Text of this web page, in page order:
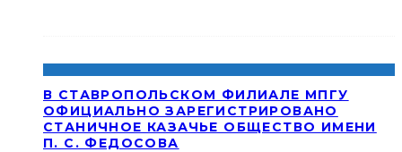
В СТАВРОПОЛЬСКОМ ФИЛИАЛЕ МПГУ
ОФИЦИАЛЬНО ЗАРЕГИСТРИРОВАНО
СТАНИЧНОЕ КАЗАЧЬЕ ОБЩЕСТВО ИМЕНИ
П. С. ФЕДОСОВА